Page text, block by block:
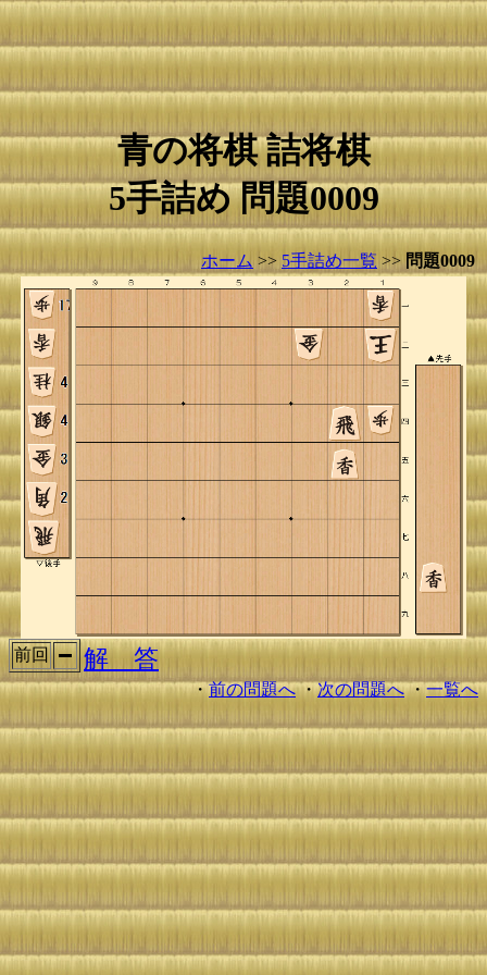
青の将棋 詰将棋
5手詰め 問題0009
ホーム >> 5手詰め一覧 >> 問題0009
前回 解 答
・前の問題へ・次の問題へ・一覧へ